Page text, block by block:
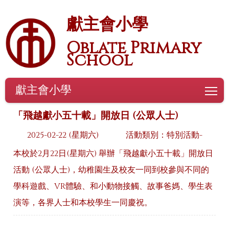
獻主會小學
Oblate Primary
School
獻主會小學
「飛越獻小五十載」開放日 (公眾人士)
2025-02-22 (星期六)
活動類別：特別活動-
本校於2月22日(星期六) 舉辦「飛越獻小五十載」開放日
活動 (公眾人士)，幼稚園生及校友一同到校參與不同的
學科遊戲、VR體驗、和小動物接觸、故事爸媽、學生表
演等，各界人士和本校學生一同慶祝。